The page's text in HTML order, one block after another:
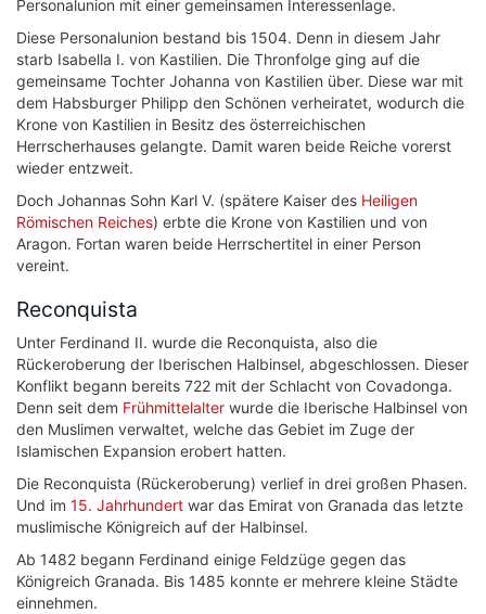
Personalunion mit einer gemeinsamen Interessenlage.
Diese Personalunion bestand bis 1504. Denn in diesem Jahr
starb Isabella I. von Kastilien. Die Thronfolge ging auf die
gemeinsame Tochter Johanna von Kastilien über. Diese war mit
dem Habsburger Philipp den Schönen verheiratet, wodurch die
Krone von Kastilien in Besitz des österreichischen
Herrscherhauses gelangte. Damit waren beide Reiche vorerst
wieder entzweit.
Doch Johannas Sohn Karl V. (spätere Kaiser des Heiligen
Römischen Reiches) erbte die Krone von Kastilien und von
Aragon. Fortan waren beide Herrschertitel in einer Person
vereint.
Reconquista
Unter Ferdinand II. wurde die Reconquista, also die
Rückeroberung der Iberischen Halbinsel, abgeschlossen. Dieser
Konflikt begann bereits 722 mit der Schlacht von Covadonga.
Denn seit dem Frühmittelalter wurde die Iberische Halbinsel von
den Muslimen verwaltet, welche das Gebiet im Zuge der
Islamischen Expansion erobert hatten.
Die Reconquista (Rückeroberung) verlief in drei großen Phasen.
Und im 15. Jahrhundert war das Emirat von Granada das letzte
muslimische Königreich auf der Halbinsel.
Ab 1482 begann Ferdinand einige Feldzüge gegen das
Königreich Granada. Bis 1485 konnte er mehrere kleine Städte
einnehmen.